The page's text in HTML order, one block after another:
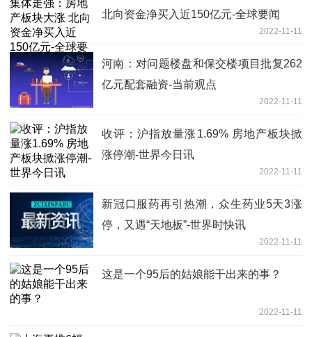
北向资金净买入近150亿元-全球要闻
2022-11-11
河南：对问题楼盘和保交楼项目批复262
亿元配套融资-当前观点
2022-11-11
收评：沪指放量涨1.69% 房地产板块掀
涨停潮-世界今日讯
2022-11-11
新冠口服药再引热潮，众生药业5天3涨
停，又遇“天地板”-世界时快讯
2022-11-11
这是一个95后的姑娘能干出来的事？
2022-11-11